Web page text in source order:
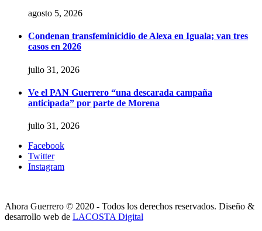
agosto 5, 2026
Condenan transfeminicidio de Alexa en Iguala; van tres
casos en 2026
julio 31, 2026
Ve el PAN Guerrero “una descarada campaña
anticipada” por parte de Morena
julio 31, 2026
Facebook
Twitter
Instagram
Ahora Guerrero © 2020 - Todos los derechos reservados. Diseño &
desarrollo web de LACOSTA Digital